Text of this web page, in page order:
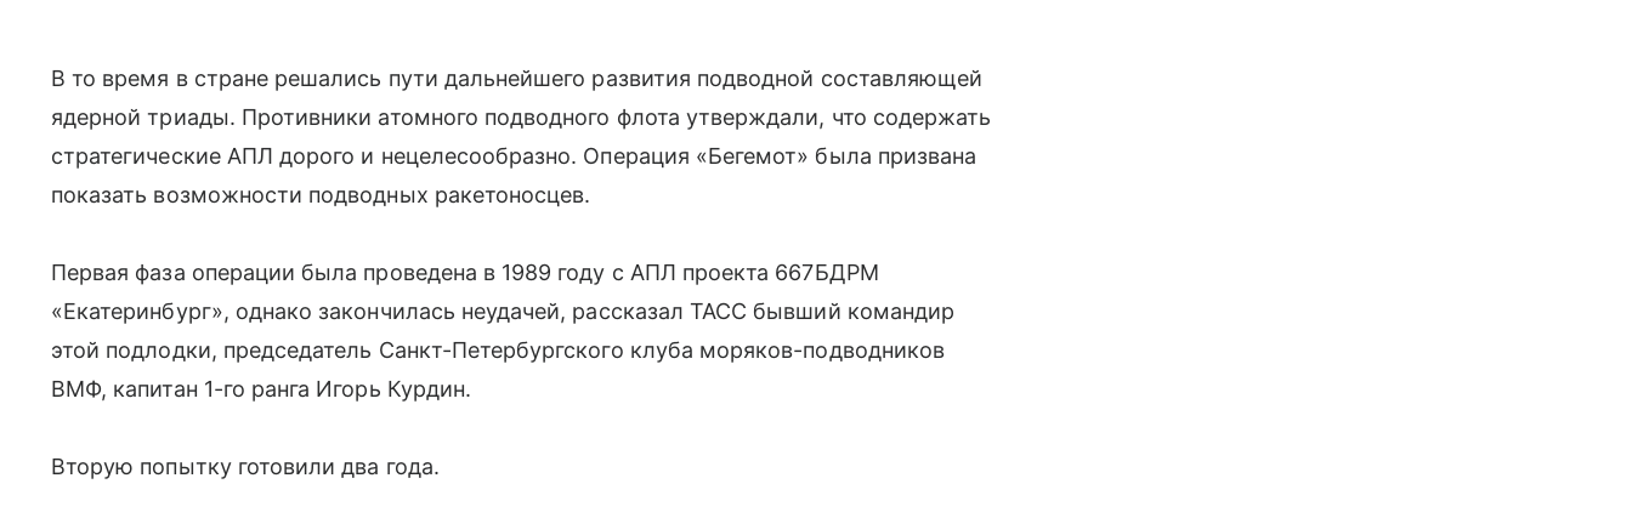
В то время в стране решались пути дальнейшего развития подводной составляющей
ядерной триады. Противники атомного подводного флота утверждали, что содержать
стратегические АПЛ дорого и нецелесообразно. Операция «Бегемот» была призвана
показать возможности подводных ракетоносцев.
Первая фаза операции была проведена в 1989 году с АПЛ проекта 667БДРМ
«Екатеринбург», однако закончилась неудачей, рассказал ТАСС бывший командир
этой подлодки, председатель Санкт-Петербургского клуба моряков-подводников
ВМФ, капитан 1-го ранга Игорь Курдин.
Вторую попытку готовили два года.